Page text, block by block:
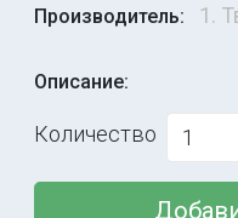
Производитель: 1.
Описание:
Количество